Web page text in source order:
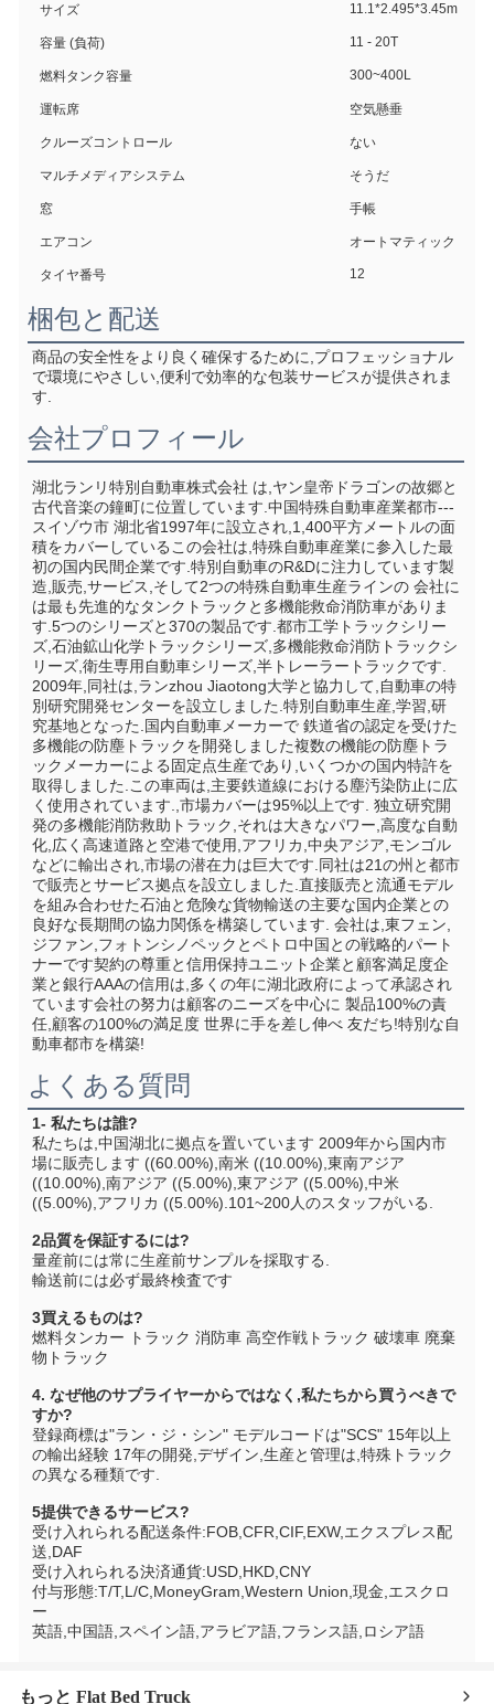
サイズ 11.1*2.495*3.45m
容量 (負荷) 11 - 20T
燃料タンク容量 300~400L
運転席 空気懸垂
クルーズコントロール ない
マルチメディアシステム そうだ
窓 手帳
エアコン オートマティック
タイヤ番号 12
梱包と配送
商品の安全性をより良く確保するために,プロフェッショナル
で環境にやさしい,便利で効率的な包装サービスが提供されま
す.
会社プロフィール
湖北ランリ特別自動車株式会社 は,ヤン皇帝ドラゴンの故郷と
古代音楽の鐘町に位置しています.中国特殊自動車産業都市---
スイゾウ市 湖北省1997年に設立され,1,400平方メートルの面
積をカバーしているこの会社は,特殊自動車産業に参入した最
初の国内民間企業です.特別自動車のR&Dに注力しています製
造,販売,サービス,そして2つの特殊自動車生産ラインの 会社に
は最も先進的なタンクトラックと多機能救命消防車がありま
す.5つのシリーズと370の製品です.都市工学トラックシリー
ズ,石油鉱山化学トラックシリーズ,多機能救命消防トラックシ
リーズ,衛生専用自動車シリーズ,半トレーラートラックです.
2009年,同社は,ランzhou Jiaotong大学と協力して,自動車の特
別研究開発センターを設立しました.特別自動車生産,学習,研
究基地となった.国内自動車メーカーで 鉄道省の認定を受けた
多機能の防塵トラックを開発しました複数の機能の防塵トラ
ックメーカーによる固定点生産であり,いくつかの国内特許を
取得しました.この車両は,主要鉄道線における塵汚染防止に広
く使用されています.,市場カバーは95%以上です. 独立研究開
発の多機能消防救助トラック,それは大きなパワー,高度な自動
化,広く高速道路と空港で使用,アフリカ,中央アジア,モンゴル
などに輸出され,市場の潜在力は巨大です.同社は21の州と都市
で販売とサービス拠点を設立しました.直接販売と流通モデル
を組み合わせた石油と危険な貨物輸送の主要な国内企業との
良好な長期間の協力関係を構築しています. 会社は,東フェン,
ジファン,フォトンシノペックとペトロ中国との戦略的パート
ナーです契約の尊重と信用保持ユニット企業と顧客満足度企
業と銀行AAAの信用は,多くの年に湖北政府によって承認され
ています会社の努力は顧客のニーズを中心に 製品100%の責
任,顧客の100%の満足度 世界に手を差し伸べ 友だち!特別な自
動車都市を構築!
よくある質問
1- 私たちは誰?
私たちは,中国湖北に拠点を置いています 2009年から国内市
場に販売します ((60.00%),南米 ((10.00%),東南アジア
((10.00%),南アジア ((5.00%),東アジア ((5.00%),中米
((5.00%),アフリカ ((5.00%).101~200人のスタッフがいる.
2品質を保証するには?
量産前には常に生産前サンプルを採取する.
輸送前には必ず最終検査です
3買えるものは?
燃料タンカー トラック 消防車 高空作戦トラック 破壊車 廃棄
物トラック
4. なぜ他のサプライヤーからではなく,私たちから買うべきで
すか?
登録商標は"ラン・ジ・シン" モデルコードは"SCS" 15年以上
の輸出経験 17年の開発,デザイン,生産と管理は,特殊トラック
の異なる種類です.
5提供できるサービス?
受け入れられる配送条件:FOB,CFR,CIF,EXW,エクスプレス配
送,DAF
受け入れられる決済通貨:USD,HKD,CNY
付与形態:T/T,L/C,MoneyGram,Western Union,現金,エスクロ
ー
英語,中国語,スペイン語,アラビア語,フランス語,ロシア語
もっと Flat Bed Truck